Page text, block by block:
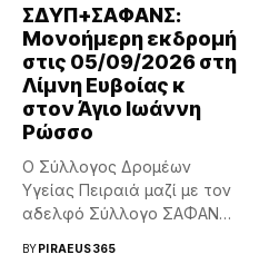
ΣΔΥΠ+ΣΑΦΑΝΣ:
Μονοήμερη εκδρομή
στις 05/09/2026 στη
Λίμνη Ευβοίας κ
στον Άγιο Ιωάννη
Ρώσσο
Ο Σύλλογος Δρομέων
Υγείας Πειραιά μαζί με τον
αδελφό Σύλλογο ΣΑΦΑΝΣ
BYPIRAEUS365